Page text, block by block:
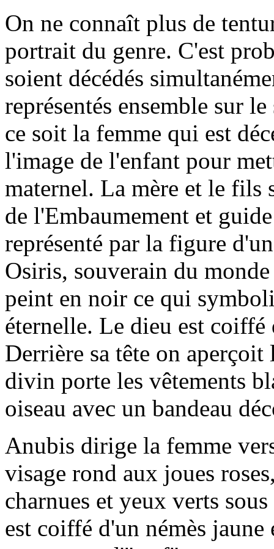
On ne connaît plus de
portrait du genre. C'est
soient décédés
représentés ensemble sur
ce soit la femme qui est
l'image de l'enfant pour
maternel. La mère et le fils
de l'Embaumement et
représenté par la figure
Osiris, souverain du
peint en noir ce qui
éternelle. Le dieu est coiffé
Derrière sa tête on
divin porte les vêtements
oiseau avec un bandeau
Anubis dirige la femme
visage rond aux joues
charnues et yeux verts
est coiffé d'un némès